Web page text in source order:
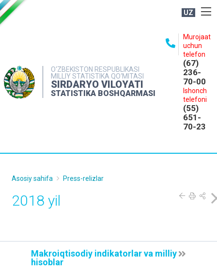
UZ
O‘ZBEKISTON RESPUBLIKASI
MILLIY STATISTIKA QO‘MITASI
SIRDARYO VILOYATI
STATISTIKA BOSHQARMASI
Murojaat
uchun
telefon
(67)
236-
70-00
Ishonch
telefoni
(55)
651-
70-23
NASHRLAR
INTERAKTIV XIZMATLAR
MATBUOT XIZMATI
Asosiy sahifa Press-relizlar
2018 yil
Makroiqtisodiy indikatorlar va milliy
hisoblar